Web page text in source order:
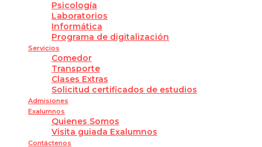
Psicología
Laboratorios
Informática
Programa de digitalización
Servicios
Comedor
Transporte
Clases Extras
Solicitud certificados de estudios
Admisiones
Exalumnos
Quienes Somos
Visita guiada Exalumnos
Contáctenos